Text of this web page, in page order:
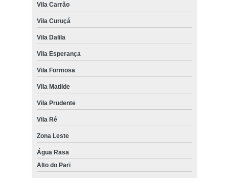
Vila Carrão
Vila Curuçá
Vila Dalila
Vila Esperança
Vila Formosa
Vila Matilde
Vila Prudente
Vila Ré
Zona Leste
Água Rasa
Alto do Pari